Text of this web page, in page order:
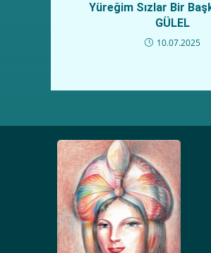
Yüreğim Sızlar Bir
GÜLEL
10.07.2025